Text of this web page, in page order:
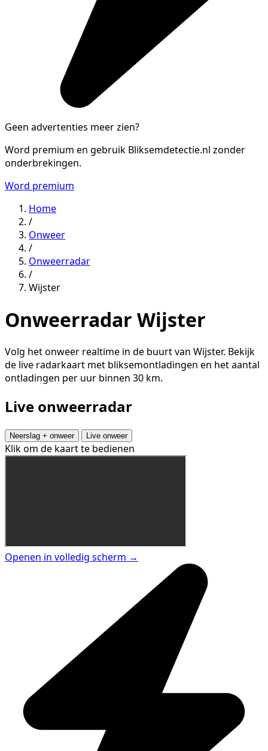
Geen advertenties meer zien?
Word premium en gebruik Bliksemdetectie.nl zonder
onderbrekingen.
Word premium
Home
/
Onweer
/
Onweerradar
/
Wijster
Onweerradar Wijster
Volg het onweer realtime in de buurt van Wijster. Bekijk
de live radarkaart met bliksemontladingen en het aantal
ontladingen per uur binnen 30 km.
Live onweerradar
Neerslag + onweer Live onweer
Klik om de kaart te bedienen
Openen in volledig scherm →